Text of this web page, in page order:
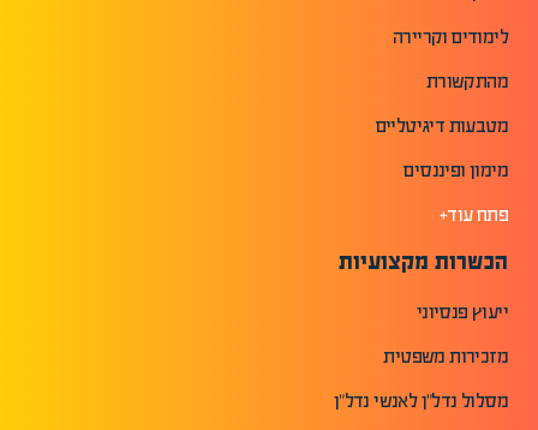
לימודים וקריירה
מהתקשורת
מטבעות דיגיטליים
מימון ופיננסים
פתח עוד+
הכשרות מקצועיות
ייעוץ פנסיוני
מזכירות משפטית
מסלול נדל"ן לאנשי נדל"ן